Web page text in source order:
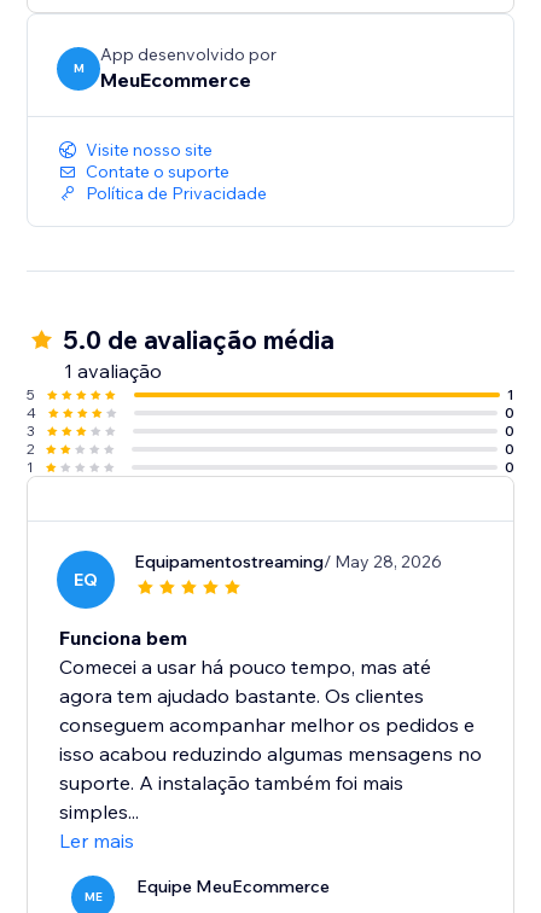
M
App desenvolvido por
MeuEcommerce
Visite nosso site
Contate o suporte
Política de Privacidade
5.0 de avaliação média
1 avaliação
5
1
4
0
3
0
2
0
1
0
EQ
Equipamentostreaming/ May 28, 2026
Funciona bem
Comecei a usar há pouco tempo, mas até
agora tem ajudado bastante. Os clientes
conseguem acompanhar melhor os pedidos e
isso acabou reduzindo algumas mensagens no
suporte. A instalação também foi mais
simples...
Ler mais
ME Equipe MeuEcommerce